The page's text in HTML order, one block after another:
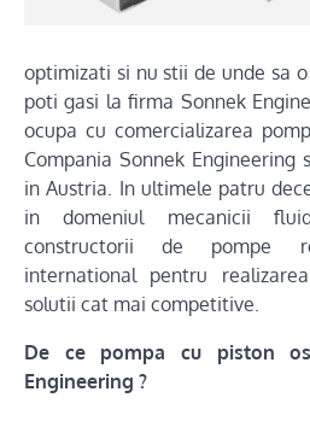
optimizati si nu stii de unde sa
poti gasi la firma Sonnek
ocupa cu comercializarea
Compania Sonnek Engineering
in Austria. In ultimele patru
in domeniul mecanicii
constructorii de pompe
international pentru
solutii cat mai competitive.
De ce pompa cu piston
Engineering ?